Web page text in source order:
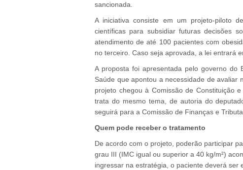
sancionada.
A iniciativa consiste em um projeto-piloto
científicas para subsidiar futuras decisões
atendimento de até 100 pacientes com
no terceiro. Caso seja aprovada, a lei entrará
A proposta foi apresentada pelo governo
Saúde que apontou a necessidade de avaliar
projeto chegou à Comissão de Constituição
trata do mesmo tema, de autoria do
seguirá para a Comissão de Finanças e
Quem pode receber o tratamento
De acordo com o projeto, poderão participar
grau III (IMC igual ou superior a 40 kg/m²)
ingressar na estratégia, o paciente deverá